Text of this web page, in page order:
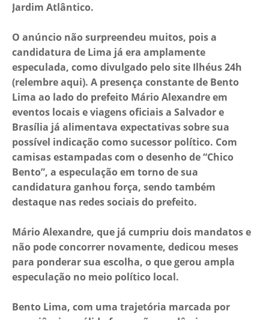
Jardim Atlântico.
O anúncio não surpreendeu muitos, pois a
candidatura de Lima já era amplamente
especulada, como divulgado pelo site Ilhéus 24h
(relembre aqui). A presença constante de Bento
Lima ao lado do prefeito Mário Alexandre em
eventos locais e viagens oficiais a Salvador e
Brasília já alimentava expectativas sobre sua
possível indicação como sucessor político. Com
camisas estampadas com o desenho de “Chico
Bento”, a especulação em torno de sua
candidatura ganhou força, sendo também
destaque nas redes sociais do prefeito.
Mário Alexandre, que já cumpriu dois mandatos e
não pode concorrer novamente, dedicou meses
para ponderar sua escolha, o que gerou ampla
especulação no meio político local.
Bento Lima, com uma trajetória marcada por